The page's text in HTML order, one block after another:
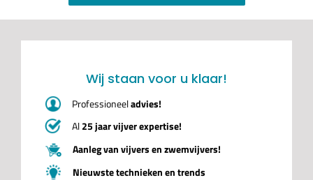
Wij staan voor u klaar!
Professioneeladvies!
Al25 jaar vijver expertise!
Aanleg van vijvers en zwemvijvers!
Nieuwste technieken en trends